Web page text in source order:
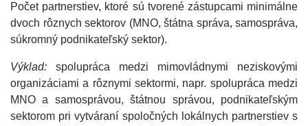
Počet partnerstiev, ktoré sú tvorené zástupcami minimálne
dvoch rôznych sektorov (MNO, štátna správa, samospráva,
súkromný podnikateľský sektor).
Výklad: spolupráca medzi mimovládnymi neziskovými
organizáciami a rôznymi sektormi, napr. spolupráca medzi
MNO a samosprávou, štátnou správou, podnikateľským
sektorom pri vytváraní spoločných lokálnych partnerstiev s